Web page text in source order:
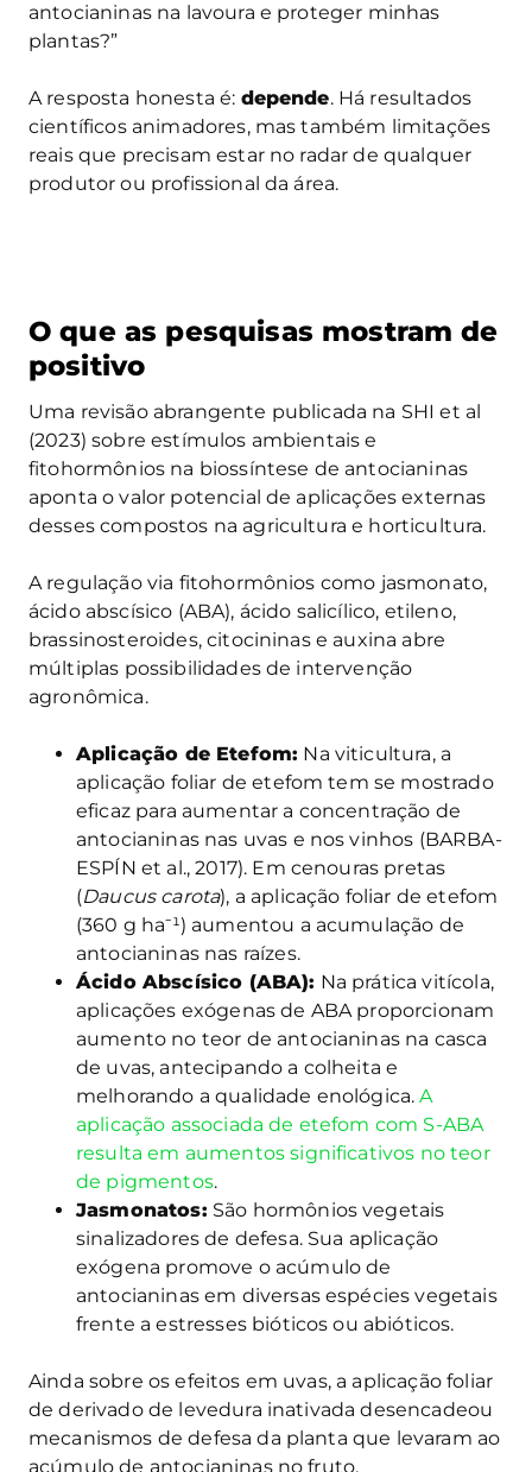
antocianinas na lavoura e proteger minhas
plantas?”
A resposta honesta é: depende. Há resultados
científicos animadores, mas também limitações
reais que precisam estar no radar de qualquer
produtor ou profissional da área.
O que as pesquisas mostram de
positivo
Uma revisão abrangente publicada na SHI et al
(2023) sobre estímulos ambientais e
fitohormônios na biossíntese de antocianinas
aponta o valor potencial de aplicações externas
desses compostos na agricultura e horticultura.
A regulação via fitohormônios como jasmonato,
ácido abscísico (ABA), ácido salicílico, etileno,
brassinosteroides, citocininas e auxina abre
múltiplas possibilidades de intervenção
agronômica.
Aplicação de Etefom: Na viticultura, a
aplicação foliar de etefom tem se mostrado
eficaz para aumentar a concentração de
antocianinas nas uvas e nos vinhos (BARBA-
ESPÍN et al., 2017). Em cenouras pretas
(Daucus carota), a aplicação foliar de etefom
(360 g ha⁻¹) aumentou a acumulação de
antocianinas nas raízes.
Ácido Abscísico (ABA): Na prática vitícola,
aplicações exógenas de ABA proporcionam
aumento no teor de antocianinas na casca
de uvas, antecipando a colheita e
melhorando a qualidade enológica.A
aplicação associada de etefom com S-ABA
resulta em aumentos significativos no teor
de pigmentos.
Jasmonatos: São hormônios vegetais
sinalizadores de defesa. Sua aplicação
exógena promove o acúmulo de
antocianinas em diversas espécies vegetais
frente a estresses bióticos ou abióticos.
Ainda sobre os efeitos em uvas, a aplicação foliar
de derivado de levedura inativada desencadeou
mecanismos de defesa da planta que levaram ao
acúmulo de antocianinas no fruto.